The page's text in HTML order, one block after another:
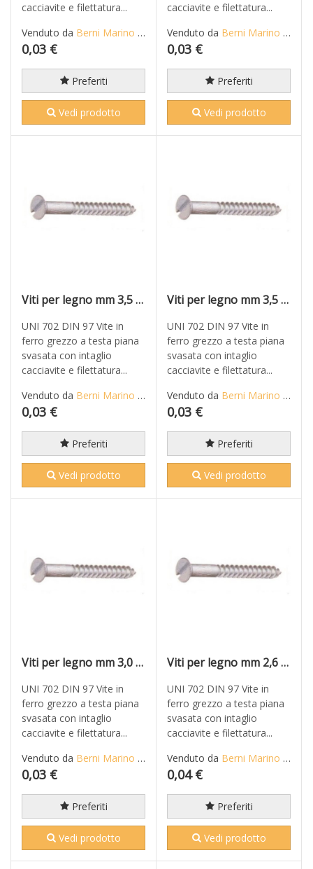
cacciavite e filettatura...
Venduto da Berni Marino di Mario S.n.c.
0,03 €
Preferiti
Vedi prodotto
cacciavite e filettatura...
Venduto da Berni Marino di Mario S.n.c.
0,03 €
Preferiti
Vedi prodotto
Viti per legno mm 3,5 x 15 in ferro grezzo T.P.S. taglio cacciavite
UNI 702 DIN 97 Vite in
ferro grezzo a testa piana
svasata con intaglio
cacciavite e filettatura...
Venduto da Berni Marino di Mario S.n.c.
0,03 €
Preferiti
Vedi prodotto
Viti per legno mm 3,5 x 16 in ferro grezzo T.P.S. taglio cacciavite
UNI 702 DIN 97 Vite in
ferro grezzo a testa piana
svasata con intaglio
cacciavite e filettatura...
Venduto da Berni Marino di Mario S.n.c.
0,03 €
Preferiti
Vedi prodotto
Viti per legno mm 3,0 x 20 in ferro grezzo T.P.S. taglio cacciavite
UNI 702 DIN 97 Vite in
ferro grezzo a testa piana
svasata con intaglio
cacciavite e filettatura...
Venduto da Berni Marino di Mario S.n.c.
0,03 €
Preferiti
Vedi prodotto
Viti per legno mm 2,6 x 22 in ferro grezzo T.P.S. taglio cacciavite
UNI 702 DIN 97 Vite in
ferro grezzo a testa piana
svasata con intaglio
cacciavite e filettatura...
Venduto da Berni Marino di Mario S.n.c.
0,04 €
Preferiti
Vedi prodotto